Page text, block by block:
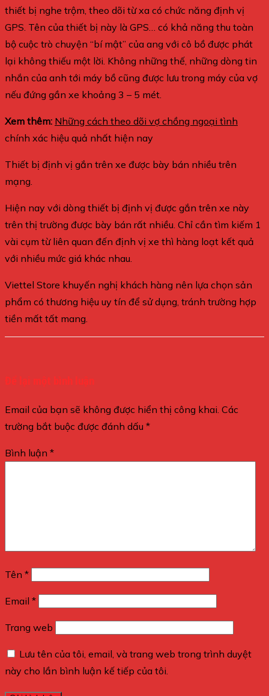
thiết bị nghe trộm, theo dõi từ xa có chức năng định vị
GPS. Tên của thiết bị này là GPS… có khả năng thu toàn
bộ cuộc trò chuyện “bí mật” của ang với cô bồ được phát
lại không thiếu một lời. Không những thế, những dòng tin
nhắn của anh tới máy bồ cũng được lưu trong máy của vợ
nếu đứng gần xe khoảng 3 – 5 mét.
Xem thêm: Những cách theo dõi vợ chồng ngoại tình
chính xác hiệu quả nhất hiện nay
Thiết bị định vị gắn trên xe được bày bán nhiều trên
mạng.
Hiện nay với dòng thiết bị định vị được gắn trên xe này
trên thị trường được bày bán rất nhiều. Chỉ cần tìm kiếm 1
vài cụm từ liên quan đến định vị xe thì hàng loạt kết quả
với nhiều mức giá khác nhau.
Viettel Store khuyến nghị khách hàng nên lựa chọn sản
phẩm có thương hiệu uy tín để sử dụng, tránh trường hợp
tiền mất tất mang.
Để lại một bình luận
Email của bạn sẽ không được hiển thị công khai. Các
trường bắt buộc được đánh dấu *
Bình luận *
Tên *
Email *
Trang web
Lưu tên của tôi, email, và trang web trong trình duyệt
này cho lần bình luận kế tiếp của tôi.